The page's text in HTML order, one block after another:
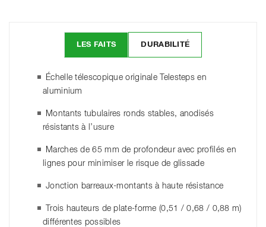
LES FAITS DURABILITÉ
Échelle télescopique originale Telesteps en
aluminium
Montants tubulaires ronds stables, anodisés
résistants à l’usure
Marches de 65 mm de profondeur avec profilés en
lignes pour minimiser le risque de glissade
Jonction barreaux-montants à haute résistance
Trois hauteurs de plate-forme (0,51 / 0,68 / 0,88 m)
différentes possibles